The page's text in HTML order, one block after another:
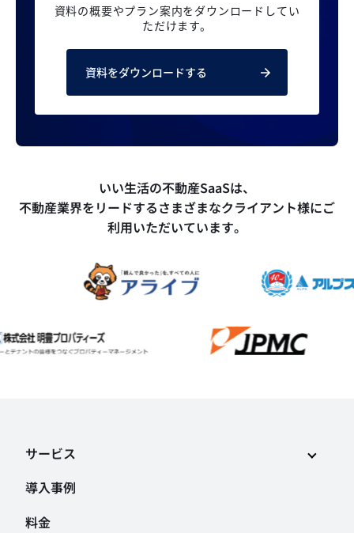
資料の概要やプラン案内をダウンロードしてい
ただけます。
資料をダウンロードする
いい生活の不動産SaaSは、
不動産業界をリードするさまざまなクライアント様にご
利用いただいています。
導入事例
料金
サービス